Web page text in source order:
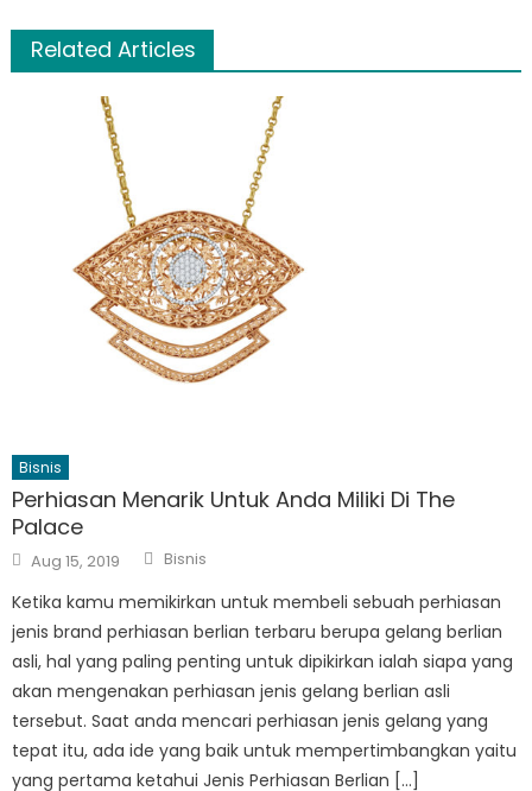
Related Articles
Bisnis
Perhiasan Menarik Untuk Anda Miliki Di The
Palace
Posted
on
Aug 15, 2019 Author
Bisnis
Ketika kamu memikirkan untuk membeli sebuah perhiasan
jenis brand perhiasan berlian terbaru berupa gelang berlian
asli, hal yang paling penting untuk dipikirkan ialah siapa yang
akan mengenakan perhiasan jenis gelang berlian asli
tersebut. Saat anda mencari perhiasan jenis gelang yang
tepat itu, ada ide yang baik untuk mempertimbangkan yaitu
yang pertama ketahui Jenis Perhiasan Berlian […]